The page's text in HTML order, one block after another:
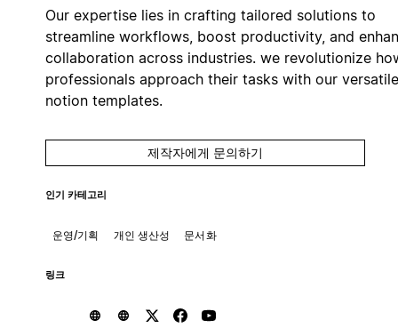
Our expertise lies in crafting tailored solutions to
streamline workflows, boost productivity, and
collaboration across industries. we revolutionize
professionals approach their tasks with our versatile
notion templates.
제작자에게 문의하기
인기 카테고리
운영/기획 개인 생산성 문서화
링크